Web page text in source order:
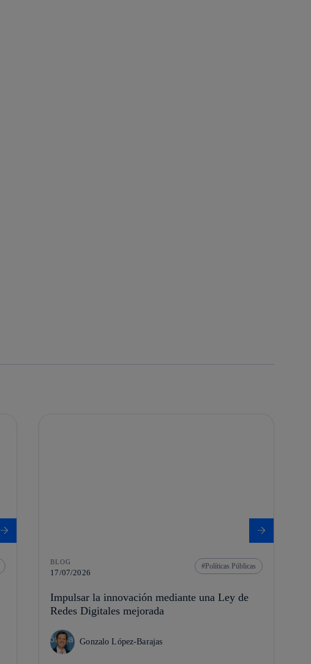
BLOG
17/07/2026
Políticas Públicas
Impulsar la innovación mediante una Ley de
Redes Digitales mejorada
Gonzalo López-Barajas